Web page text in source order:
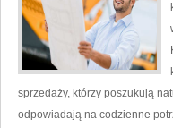
sprzedaży, którzy poszukują
odpowiadają na codzienne